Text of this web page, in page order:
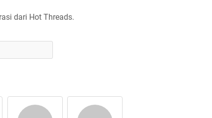
dari Hot Threads.